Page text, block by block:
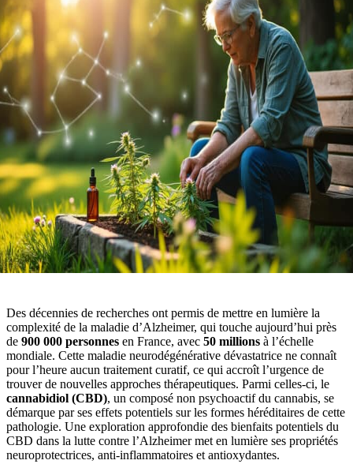
Des décennies de recherches ont permis de mettre en lumière la
complexité de la maladie d’Alzheimer, qui touche aujourd’hui près
de 900 000 personnes en France, avec 50 millions à l’échelle
mondiale. Cette maladie neurodégénérative dévastatrice ne connaît
pour l’heure aucun traitement curatif, ce qui accroît l’urgence de
trouver de nouvelles approches thérapeutiques. Parmi celles-ci, le
cannabidiol (CBD), un composé non psychoactif du cannabis, se
démarque par ses effets potentiels sur les formes héréditaires de cette
pathologie. Une exploration approfondie des bienfaits potentiels du
CBD dans la lutte contre l’Alzheimer met en lumière ses propriétés
neuroprotectrices, anti-inflammatoires et antioxydantes.